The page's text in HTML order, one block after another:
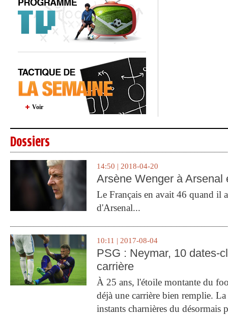
Voir
Dossiers
14:50 | 2018-04-20
Arsène Wenger à Arsenal
Le Français en avait 46 quand il
d'Arsenal...
10:11 | 2017-08-04
PSG : Neymar, 10 dates-
carrière
À 25 ans, l'étoile montante du
déjà une carrière bien remplie.
instants charnières du désormais